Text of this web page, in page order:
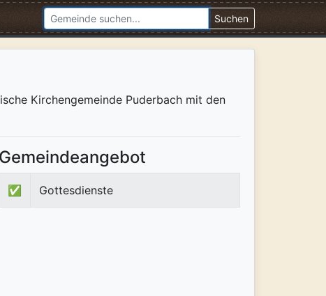
Suchen
Kirchengemeinde Puderbach mit den
Gemeindeangebot
✅ Gottesdienste